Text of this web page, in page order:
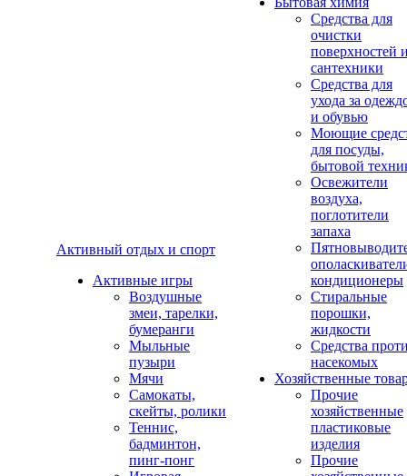
Активный отдых и спорт
Активные игры
Воздушные
змеи, тарелки,
бумеранги
Мыльные
пузыри
Мячи
Самокаты,
скейты, ролики
Теннис,
бадминтон,
пинг-понг
Средства для
очистки
поверхностей
сантехники
Средства для
ухода за
и обувью
Моющие
для посуды,
бытовой
Освежители
воздуха,
поглотители
запаха
кондиционеры
Стиральные
порошки,
жидкости
Средства
насекомых
Хозяйственные
Прочие
хозяйственные
пластиковые
изделия
Прочие